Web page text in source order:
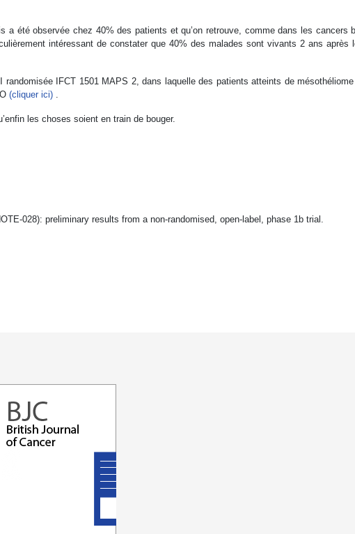
été observée chez 40% des patients et qu’on retrouve, comme dans les cancers
intéressant de constater que 40% des malades sont vivants 2 ans
IFCT 1501 MAPS 2, dans laquelle des patients atteints de
(cliquer ici).
les choses soient en train de bouger.
028): preliminary results from a non-randomised, open-label, phase 1b trial.